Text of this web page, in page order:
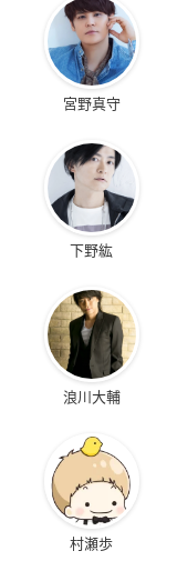
宮野真守
下野紘
浪川大輔
村瀬歩